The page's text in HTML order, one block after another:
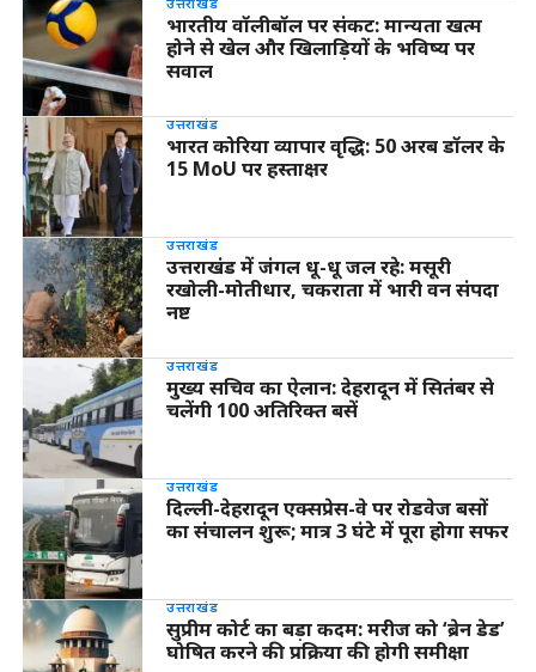
भारतीय वॉलीबॉल पर संकट: मान्यता खत्म
होने से खेल और खिलाड़ियों के भविष्य पर
सवाल
उत्तराखंड
भारत कोरिया व्यापार वृद्धि: 50 अरब डॉलर के
15 MoU पर हस्ताक्षर
उत्तराखंड
उत्तराखंड में जंगल धू-धू जल रहे: मसूरी
रखोली-मोतीधार, चकराता में भारी वन संपदा
नष्ट
उत्तराखंड
मुख्य सचिव का ऐलान: देहरादून में सितंबर से
चलेंगी 100 अतिरिक्त बसें
उत्तराखंड
दिल्ली-देहरादून एक्सप्रेस-वे पर रोडवेज बसों
का संचालन शुरू; मात्र 3 घंटे में पूरा होगा सफर
उत्तराखंड
सुप्रीम कोर्ट का बड़ा कदम: मरीज को ‘ब्रेन डेड’
घोषित करने की प्रक्रिया की होगी समीक्षा